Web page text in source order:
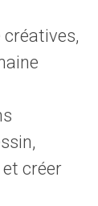
créatives,
créer